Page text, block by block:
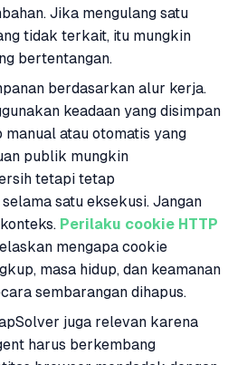
Jika mengulang satu
tidak terkait, itu mungkin
bertentangan.
berdasarkan alur kerja.
keadaan yang disimpan
atau otomatis yang
publik mungkin
tetapi tetap
satu eksekusi. Jangan
Perilaku cookie HTTP
mengapa cookie
masa hidup, dan keamanan
sembarangan dihapus.
juga relevan karena
harus berkembang